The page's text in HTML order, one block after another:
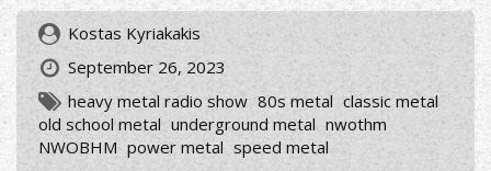
Kostas Kyriakakis
September 26, 2023
heavy metal radio show 80s metal classic metal
old school metal underground metal nwothm
NWOBHM power metal speed metal